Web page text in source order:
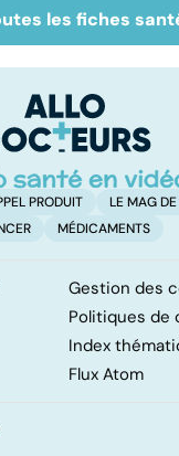
Sexualité,
infertilité
étroits
les fiches
PRODUIT
LE MAG
MÉDICAMENTS
Gestion des
Politiques de
Index
Flux Atom